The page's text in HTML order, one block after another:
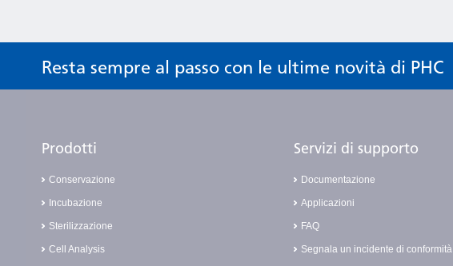
Resta sempre al passo con le ultime novità di PHC
Prodotti
Conservazione
Incubazione
Sterilizzazione
Cell Analysis
Servizi di supporto
Documentazione
Applicazioni
FAQ
Segnala un incidente di conformità